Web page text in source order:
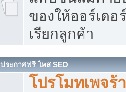
ของให้ออร์เดอ
เรียกลูกค้า
ประกาศฟรี โพส SEO
โปรโมทเพจร้